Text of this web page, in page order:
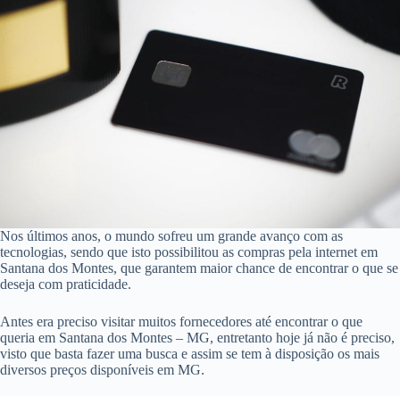
Nos últimos anos, o mundo sofreu um grande avanço com as
tecnologias, sendo que isto possibilitou as compras pela internet em
Santana dos Montes, que garantem maior chance de encontrar o que se
deseja com praticidade.
Antes era preciso visitar muitos fornecedores até encontrar o que
queria em Santana dos Montes – MG, entretanto hoje já não é preciso,
visto que basta fazer uma busca e assim se tem à disposição os mais
diversos preços disponíveis em MG.